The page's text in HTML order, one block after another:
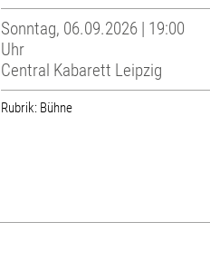
Sonntag, 06.09.2026 | 19:00
Uhr
Central Kabarett Leipzig
Rubrik: Bühne